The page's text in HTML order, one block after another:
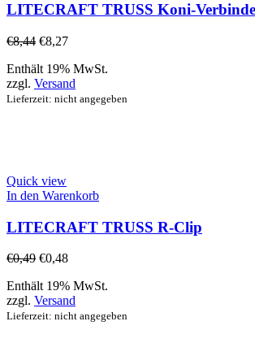
LITECRAFT TRUSS Koni-
€8,44 €8,27
Enthält 19% MwSt.
zzgl. Versand
Lieferzeit: nicht angegeben
Quick view
In den Warenkorb
LITECRAFT TRUSS R-Clip
€0,49 €0,48
Enthält 19% MwSt.
zzgl. Versand
Lieferzeit: nicht angegeben